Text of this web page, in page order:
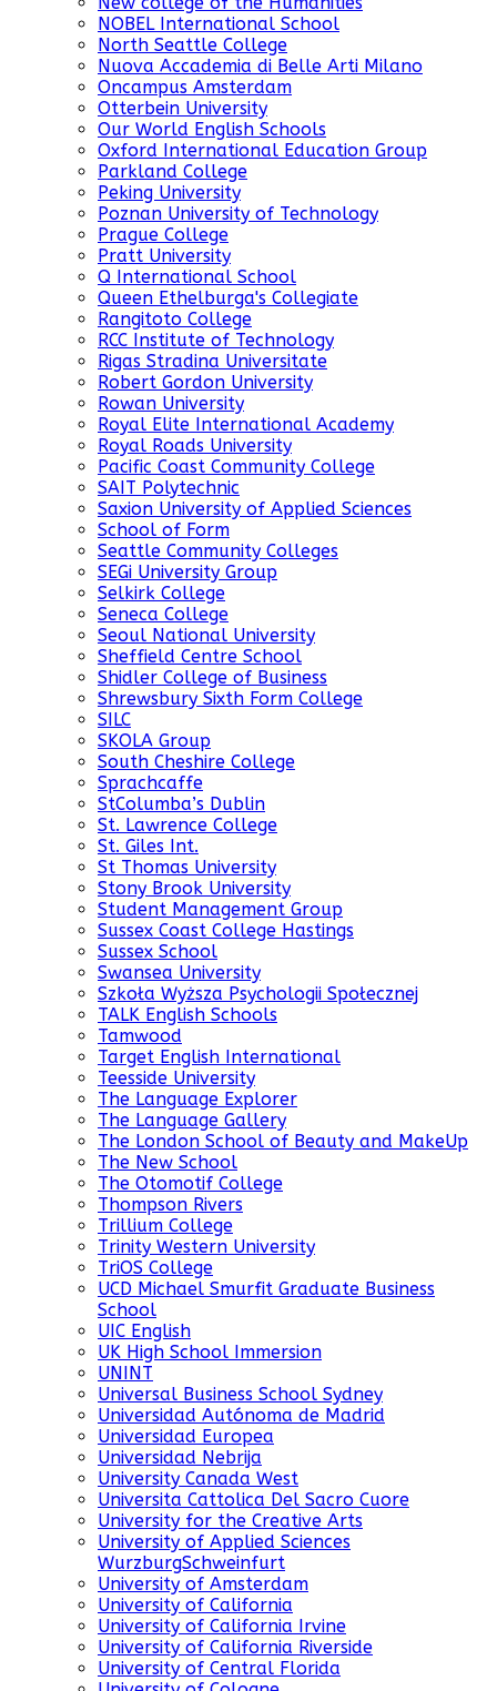
NOBEL International School
North Seattle College
Nuova Accademia di Belle Arti Milano
Oncampus Amsterdam
Otterbein University
Our World English Schools
Oxford International Education Group
Parkland College
Peking University
Poznan University of Technology
Prague College
Pratt University
Q International School
Queen Ethelburga's Collegiate
Rangitoto College
RCC Institute of Technology
Rigas Stradina Universitate
Robert Gordon University
Rowan University
Royal Elite International Academy
Royal Roads University
Pacific Coast Community College
SAIT Polytechnic
Saxion University of Applied Sciences
School of Form
Seattle Community Colleges
SEGi University Group
Selkirk College
Seneca College
Seoul National University
Sheffield Centre School
Shidler College of Business
Shrewsbury Sixth Form College
SILC
SKOLA Group
South Cheshire College
Sprachcaffe
StColumba’s Dublin
St. Lawrence College
St. Giles Int.
St Thomas University
Stony Brook University
Student Management Group
Sussex Coast College Hastings
Sussex School
Swansea University
Szkoła Wyższa Psychologii Społecznej
TALK English Schools
Tamwood
Target English International
Teesside University
The Language Explorer
The Language Gallery
The London School of Beauty and MakeUp
The New School
The Otomotif College
Thompson Rivers
Trillium College
Trinity Western University
TriOS College
UCD Michael Smurfit Graduate Business
School
UIC English
UK High School Immersion
UNINT
Universal Business School Sydney
Universidad Autónoma de Madrid
Universidad Europea
Universidad Nebrija
University Canada West
Universita Cattolica Del Sacro Cuore
University for the Creative Arts
University of Applied Sciences
WurzburgSchweinfurt
University of Amsterdam
University of California
University of California Irvine
University of California Riverside
University of Central Florida